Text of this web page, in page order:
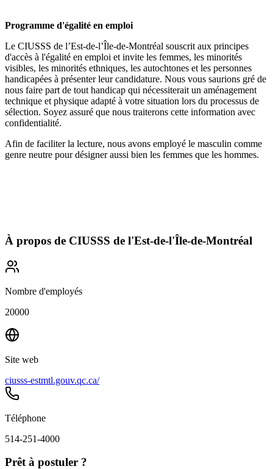
Programme d'égalité en emploi
Le CIUSSS de l’Est-de-l’Île-de-Montréal souscrit aux principes
d'accès à l'égalité en emploi et invite les femmes, les minorités
visibles, les minorités ethniques, les autochtones et les personnes
handicapées à présenter leur candidature. Nous vous saurions gré de
nous faire part de tout handicap qui nécessiterait un aménagement
technique et physique adapté à votre situation lors du processus de
sélection. Soyez assuré que nous traiterons cette information avec
confidentialité.
Afin de faciliter la lecture, nous avons employé le masculin comme
genre neutre pour désigner aussi bien les femmes que les hommes.
À propos de CIUSSS de l'Est-de-l'Île-de-Montréal
Nombre d'employés
20000
Site web
ciusss-estmtl.gouv.qc.ca/
Téléphone
514-251-4000
Prêt à postuler ?